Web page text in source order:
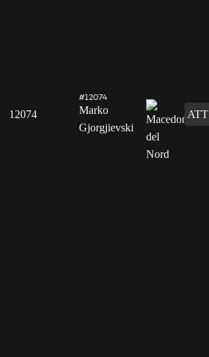
12074
#12074
Marko
Gjorgjievski
ATT